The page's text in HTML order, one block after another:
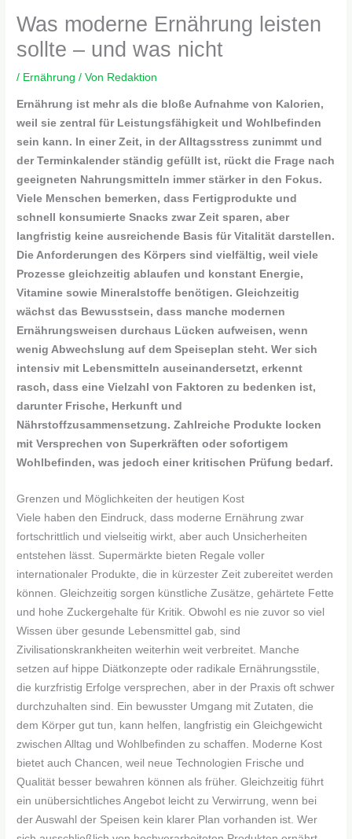
Was moderne Ernährung leisten
sollte – und was nicht
/ Ernährung / Von Redaktion
Ernährung ist mehr als die bloße Aufnahme von Kalorien,
weil sie zentral für Leistungsfähigkeit und Wohlbefinden
sein kann. In einer Zeit, in der Alltagsstress zunimmt und
der Terminkalender ständig gefüllt ist, rückt die Frage nach
geeigneten Nahrungsmitteln immer stärker in den Fokus.
Viele Menschen bemerken, dass Fertigprodukte und
schnell konsumierte Snacks zwar Zeit sparen, aber
langfristig keine ausreichende Basis für Vitalität darstellen.
Die Anforderungen des Körpers sind vielfältig, weil viele
Prozesse gleichzeitig ablaufen und konstant Energie,
Vitamine sowie Mineralstoffe benötigen. Gleichzeitig
wächst das Bewusstsein, dass manche modernen
Ernährungsweisen durchaus Lücken aufweisen, wenn
wenig Abwechslung auf dem Speiseplan steht. Wer sich
intensiv mit Lebensmitteln auseinandersetzt, erkennt
rasch, dass eine Vielzahl von Faktoren zu bedenken ist,
darunter Frische, Herkunft und
Nährstoffzusammensetzung. Zahlreiche Produkte locken
mit Versprechen von Superkräften oder sofortigem
Wohlbefinden, was jedoch einer kritischen Prüfung bedarf.
Grenzen und Möglichkeiten der heutigen Kost
Viele haben den Eindruck, dass moderne Ernährung zwar
fortschrittlich und vielseitig wirkt, aber auch Unsicherheiten
entstehen lässt. Supermärkte bieten Regale voller
internationaler Produkte, die in kürzester Zeit zubereitet werden
können. Gleichzeitig sorgen künstliche Zusätze, gehärtete Fette
und hohe Zuckergehalte für Kritik. Obwohl es nie zuvor so viel
Wissen über gesunde Lebensmittel gab, sind
Zivilisationskrankheiten weiterhin weit verbreitet. Manche
setzen auf hippe Diätkonzepte oder radikale Ernährungsstile,
die kurzfristig Erfolge versprechen, aber in der Praxis oft schwer
durchzuhalten sind. Ein bewusster Umgang mit Zutaten, die
dem Körper gut tun, kann helfen, langfristig ein Gleichgewicht
zwischen Alltag und Wohlbefinden zu schaffen. Moderne Kost
bietet auch Chancen, weil neue Technologien Frische und
Qualität besser bewahren können als früher. Gleichzeitig führt
ein unübersichtliches Angebot leicht zu Verwirrung, wenn bei
der Auswahl der Speisen kein klarer Plan vorhanden ist. Wer